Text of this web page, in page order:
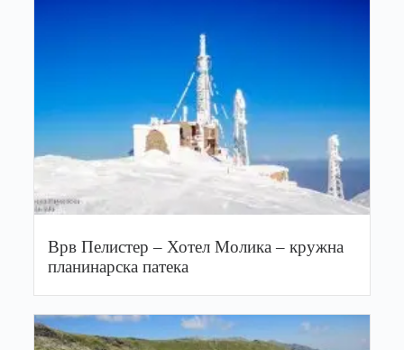
Врв Пелистер – Хотел Молика – кружна
планинарска патека